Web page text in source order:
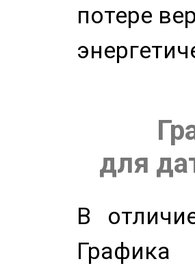
потере
для
В